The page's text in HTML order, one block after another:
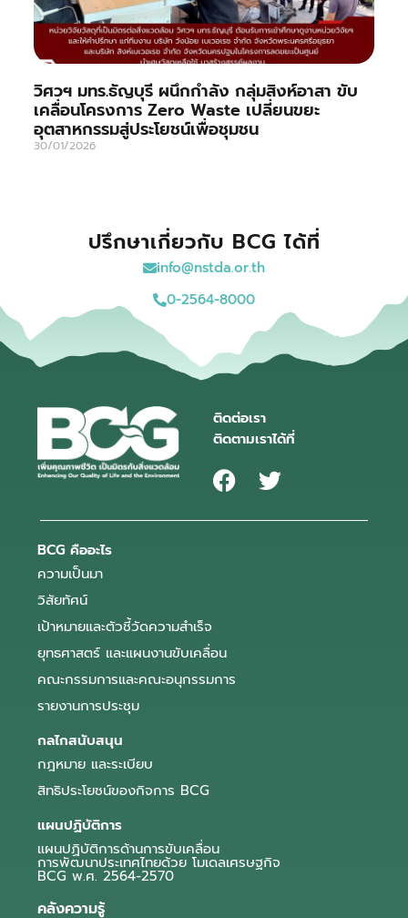
วิศวฯ มทร.ธัญบุรี ผนึกกำลัง กลุ่มสิงห์อาสา ขับ
เคลื่อนโครงการ Zero Waste เปลี่ยนขยะ
อุตสาหกรรมสู่ประโยชน์เพื่อชุมชน
30/01/2026
ปรึกษาเกี่ยวกับ BCG ได้ที่
info@nstda.or.th
0-2564-8000
ติดต่อเรา
ติดตามเราได้ที่
BCG คืออะไร
ความเป็นมา
วิสัยทัศน์
เป้าหมายและตัวชี้วัดความสำเร็จ
ยุทธศาสตร์ และแผนงานขับเคลื่อน
คณะกรรมการและคณะอนุกรรมการ
รายงานการประชุม
กลไกสนับสนุน
กฎหมาย และระเบียบ
สิทธิประโยชน์ของกิจการ BCG
แผนปฏิบัติการ
แผนปฏิบัติการด้านการขับเคลื่อน
การพัฒนาประเทศไทยด้วย โมเดลเศรษฐกิจ
BCG พ.ศ. 2564-2570
คลังความรู้